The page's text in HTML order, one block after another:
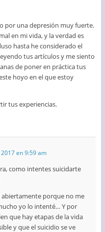
por una depresión muy fuerte.
en mi vida, y la verdad es
hasta he considerado el
tus artículos y me siento
de poner en práctica tus
hoyo en el que estoy
tus experiencias.
en 9:59 am
como intentes suicidarte
abiertamente porque no me
yo lo intenté… Y por
que hay etapas de la vida
y que el suicidio se ve